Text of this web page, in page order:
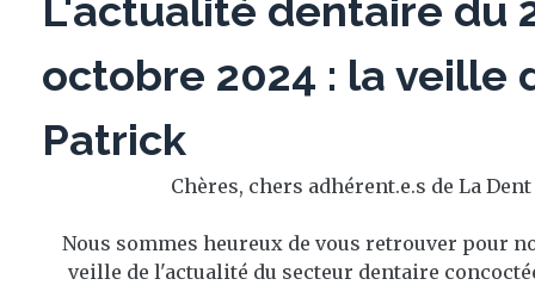
L'actualité dentaire du
octobre 2024 : la veille
Patrick
Chères, chers adhérent.e.s de La Dent
Nous sommes heureux de vous retrouver pour
veille de l'actualité du secteur dentaire